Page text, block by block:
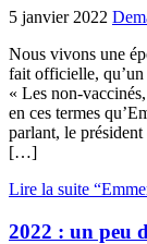
5 janvier 2022
Nous vivons une
fait officielle, qu’un
« Les non-
en ces termes
parlant, le
[…]
Lire la suite
2022 : un peu